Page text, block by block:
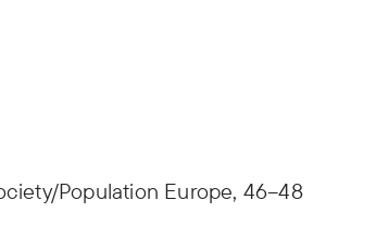
Population Europe, 46–48